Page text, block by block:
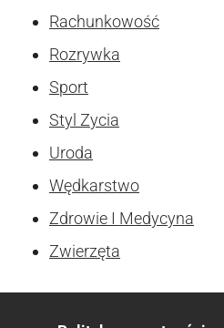
Rachunkowość
Rozrywka
Sport
Styl Zycia
Uroda
Wędkarstwo
Zdrowie I Medycyna
Zwierzęta